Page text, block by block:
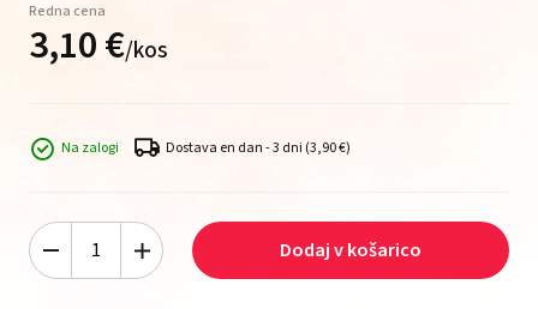
Redna cena
3,10€/kos
Na zalogi Dostava en dan - 3 dni (3,90 €)
Dodaj v košarico